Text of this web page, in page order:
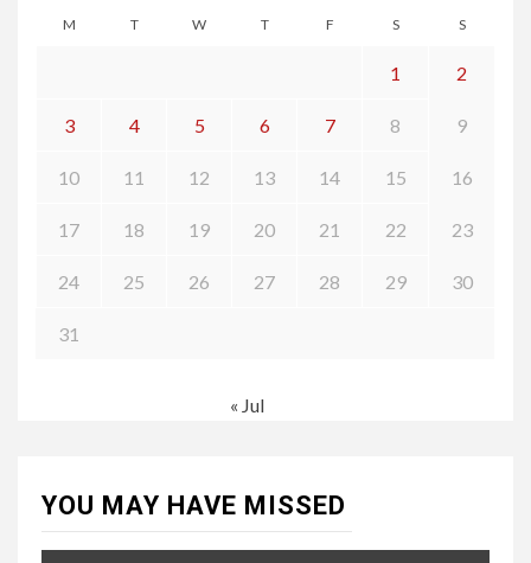
M T W T F S S
1 2
3 4 5 6 7 8 9
10 11 12 13 14 15 16
17 18 19 20 21 22 23
24 25 26 27 28 29 30
31
« Jul
YOU MAY HAVE MISSED